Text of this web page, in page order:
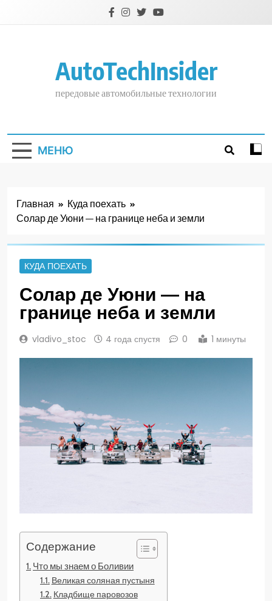
AutoTechInsider
передовые автомобильные технологии
МЕНЮ
Главная
Куда поехать
Солар де Уюни — на границе неба и земли
КУДА ПОЕХАТЬ
Солар де Уюни — на
границе неба и земли
vladivo_stoc 4 года спустя 0 1 минуты
Содержание
Что мы знаем о Боливии
Великая соляная пустыня
Кладбище паровозов